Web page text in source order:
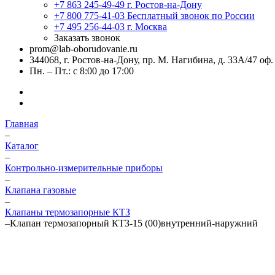
+7 863 245-49-49 г. Ростов-на-Дону
+7 800 775-41-03 Бесплатный звонок по России
+7 495 256-44-03 г. Москва
Заказать звонок
prom@lab-oborudovanie.ru
344068, г. Ростов-на-Дону, пр. М. Нагибина, д. 33А/47 оф.
Пн. – Пт.: с 8:00 до 17:00
Главная
–
Каталог
–
Контрольно-измерительные приборы
–
Клапана газовые
–
Клапаны термозапорные КТЗ
–Клапан термозапорный КТЗ-15 (00)внутренний-наружний